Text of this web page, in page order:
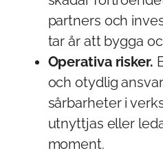
partners och
tar år att bygga
Operativa risker.
och otydlig
sårbarheter i
utnyttjas eller
moment.